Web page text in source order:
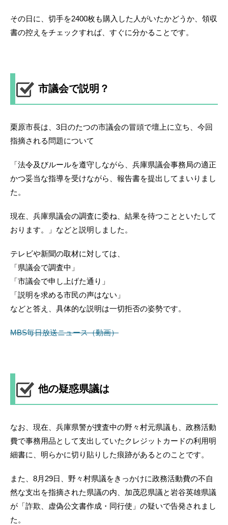
その日に、切手を2400枚も購入した人がいたかどうか、領収
書の控えをチェックすれば、すぐに分かることです。
市議会で説明？
栗原市長は、3日のたつの市議会の冒頭で壇上に立ち、今回
指摘される問題について
「法令及びルールを遵守しながら、兵庫県議会事務局の適正
かつ妥当な指導を受けながら、報告書を提出してまいりまし
た。
現在、兵庫県議会の調査に委ね、結果を待つことといたして
おります。」などと説明しました。
テレビや新聞の取材に対しては、
「県議会で調査中」
「市議会で申し上げた通り」
「説明を求める市民の声はない」
などと答え、具体的な説明は一切拒否の姿勢です。
MBS毎日放送ニュース（動画）
他の疑惑県議は
なお、現在、兵庫県警が捜査中の野々村元県議も、政務活動
費で事務用品として支出していたクレジットカードの利用明
細書に、明らかに切り貼りした痕跡があるとのことです。
また、8月29日、野々村県議をきっかけに政務活動費の不自
然な支出を指摘された県議の内、加茂忍県議と岩谷英雄県議
が「詐欺、虚偽公文書作成・同行使」の疑いで告発されまし
た。